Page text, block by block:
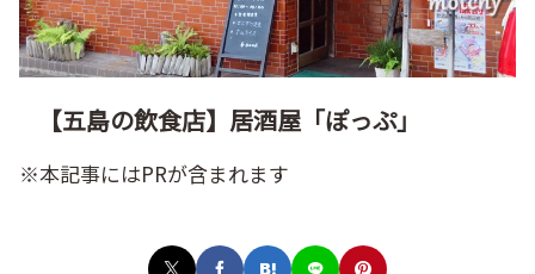
【五島の飲食店】居酒屋「ぽっぷ」
※本記事にはPRが含まれます